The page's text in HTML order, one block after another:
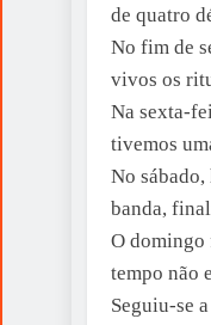
de quatro
No fim de
vivos os
Na sexta-
tivemos
No
banda,
O domingo
tempo não
Seguiu-se